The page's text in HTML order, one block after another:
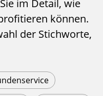
im Detail, wie
können.
der Stichworte,